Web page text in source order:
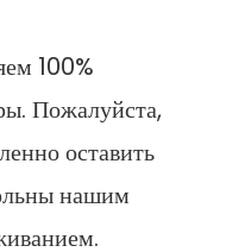
100%
Пожалуйста,
оставить
нашим